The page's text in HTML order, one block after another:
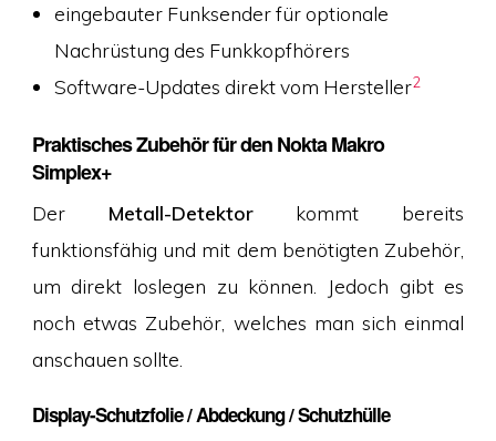
eingebauter Funksender für optionale
Nachrüstung des Funkkopfhörers
Software-Updates direkt vom Hersteller2
Praktisches Zubehör für den Nokta Makro
Simplex+
Der Metall-Detektorkommt bereits
funktionsfähig und mit dem benötigten Zubehör,
um direkt loslegen zu können. Jedoch gibt es
noch etwas Zubehör, welches man sich einmal
anschauen sollte.
Display-Schutzfolie / Abdeckung / Schutzhülle